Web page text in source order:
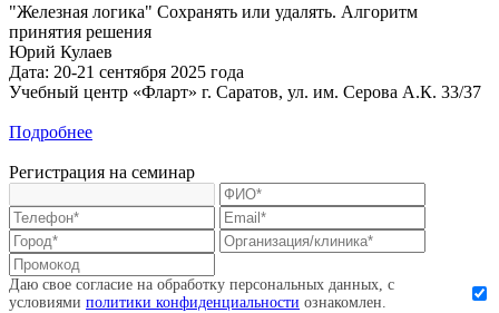
"Железная логика" Сохранять или удалять. Алгоритм
принятия решения
Юрий Кулаев
Дата: 20-21 сентября 2025 года
Учебный центр «Фларт» г. Саратов, ул. им. Серова А.К. 33/37
Подробнее
Регистрация на семинар
Даю свое согласие на обработку персональных данных, с
условиями политики конфиденциальности ознакомлен.